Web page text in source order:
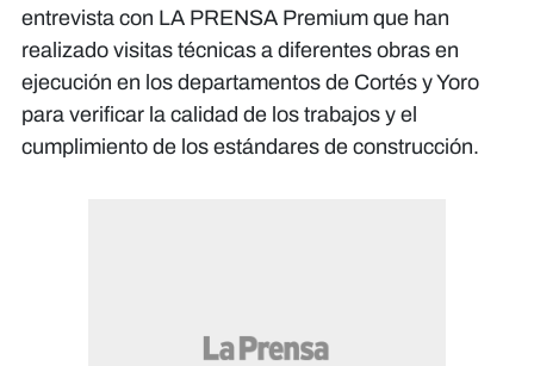
entrevista con LA PRENSA Premium que han
realizado visitas técnicas a diferentes obras en
ejecución en los departamentos de Cortés y Yoro
para verificar la calidad de los trabajos y el
cumplimiento de los estándares de construcción.